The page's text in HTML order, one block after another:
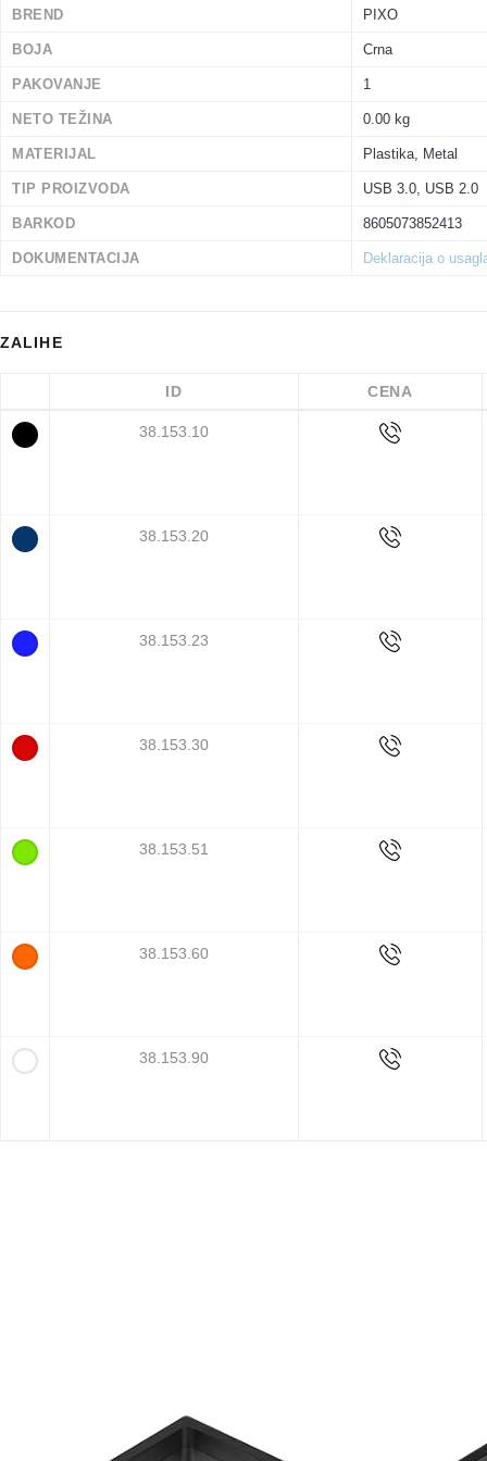
BREND PIXO
BOJA Crna
PAKOVANJE 1
NETO TEŽINA 0.00 kg
MATERIJAL Plastika, Metal
TIP PROIZVODA USB 3.0, USB 2.0
BARKOD 8605073852413
DOKUMENTACIJA Deklaracija o
ZALIHE
ID CENA
38.153.10
38.153.20
38.153.23
38.153.30
38.153.51
38.153.60
38.153.90